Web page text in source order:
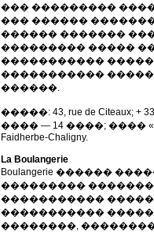
��� ���������
��� ������
������ �������
��������� �����
�����������
�����������
������.
�����: 43, rue de Citeaux; +
���� — 14 ����; ����
Faidherbe-Chaligny.
La Boulangerie
Boulangerie ������
���������
�����������
�����������
��������,